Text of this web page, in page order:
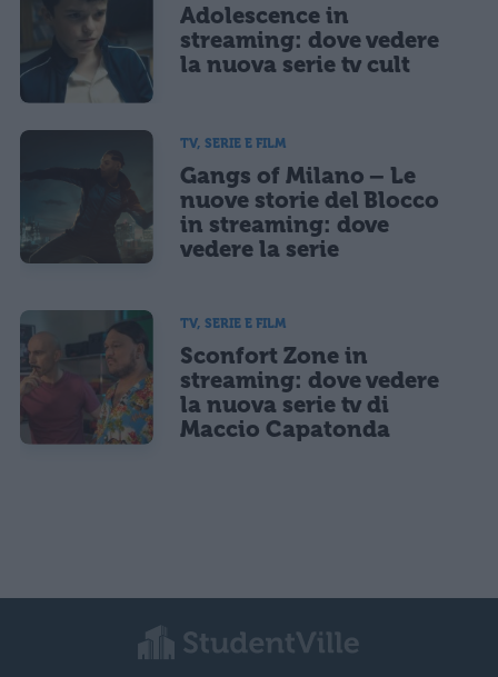
Adolescence in
streaming: dove vedere
la nuova serie tv cult
TV, SERIE E FILM
Gangs of Milano – Le
nuove storie del Blocco
in streaming: dove
vedere la serie
TV, SERIE E FILM
Sconfort Zone in
streaming: dove vedere
la nuova serie tv di
Maccio Capatonda